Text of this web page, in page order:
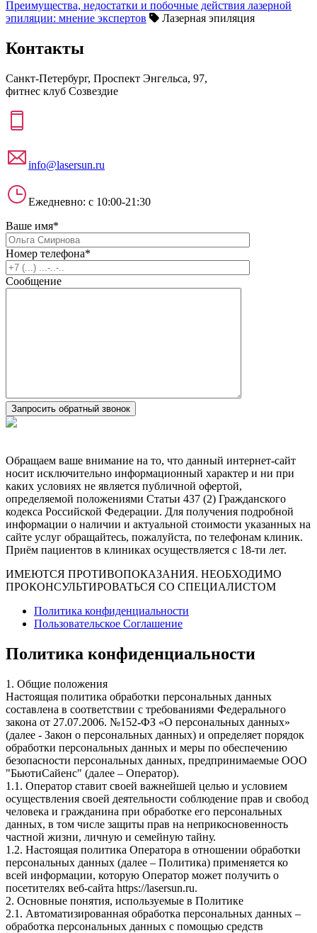
Преимущества, недостатки и побочные действия лазерной
эпиляции: мнение экспертов
Лазерная эпиляция
Контакты
Санкт-Петербург, Проспект Энгельса, 97,
фитнес клуб Созвездие
info@lasersun.ru
Ежедневно: с 10:00-21:30
Ваше имя*
Номер телефона*
Сообщение
Обращаем ваше внимание на то, что данный интернет-сайт
носит исключительно информационный характер и ни при
каких условиях не является публичной офертой,
определяемой положениями Статьи 437 (2) Гражданского
кодекса Российской Федерации. Для получения подробной
информации о наличии и актуальной стоимости указанных на
сайте услуг обращайтесь, пожалуйста, по телефонам клиник.
Приём пациентов в клиниках осуществляется с 18-ти лет.
ИМЕЮТСЯ ПРОТИВОПОКАЗАНИЯ. НЕОБХОДИМО
ПРОКОНСУЛЬТИРОВАТЬСЯ СО СПЕЦИАЛИСТОМ
Политика конфиденциальности
Пользовательское Соглашение
Политика конфиденциальности
1. Общие положения
Настоящая политика обработки персональных данных
составлена в соответствии с требованиями Федерального
закона от 27.07.2006. №152-ФЗ «О персональных данных»
(далее - Закон о персональных данных) и определяет порядок
обработки персональных данных и меры по обеспечению
безопасности персональных данных, предпринимаемые ООО
"БьютиСайенс" (далее – Оператор).
1.1. Оператор ставит своей важнейшей целью и условием
осуществления своей деятельности соблюдение прав и свобод
человека и гражданина при обработке его персональных
данных, в том числе защиты прав на неприкосновенность
частной жизни, личную и семейную тайну.
1.2. Настоящая политика Оператора в отношении обработки
персональных данных (далее – Политика) применяется ко
всей информации, которую Оператор может получить о
посетителях веб-сайта https://lasersun.ru.
2. Основные понятия, используемые в Политике
2.1. Автоматизированная обработка персональных данных –
обработка персональных данных с помощью средств